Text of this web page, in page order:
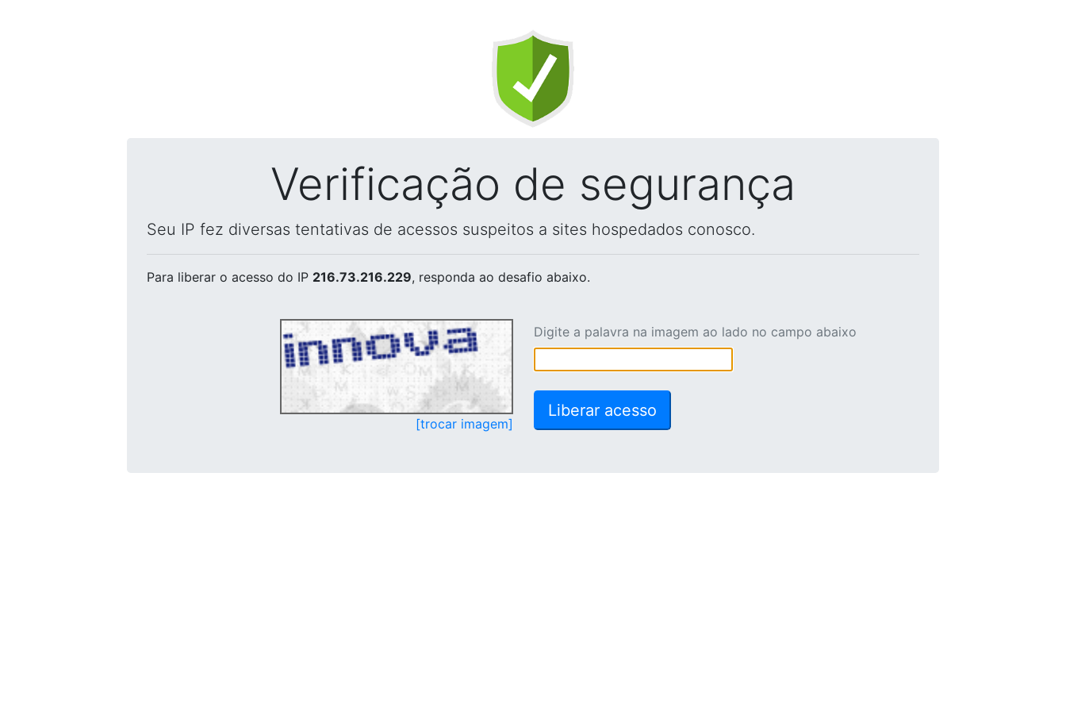
Verificação de segurança
Seu IP fez diversas tentativas de acessos suspeitos a sites hospedados conosco.
Para liberar o acesso do IP 216.73.216.229, responda ao desafio abaixo.
[trocar imagem]
Digite a palavra na imagem ao lado no campo abaixo